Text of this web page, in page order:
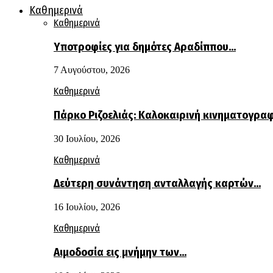
Καθημερινά
Καθημερινά
Υποτροφίες για δημότες Αραδίππου…
7 Αυγούστου, 2026
Καθημερινά
Πάρκο Ριζοελιάς: Καλοκαιρινή
30 Ιουλίου, 2026
Καθημερινά
Δεύτερη συνάντηση ανταλλαγής καρτών…
16 Ιουλίου, 2026
Καθημερινά
Αιμοδοσία εις μνήμην των…